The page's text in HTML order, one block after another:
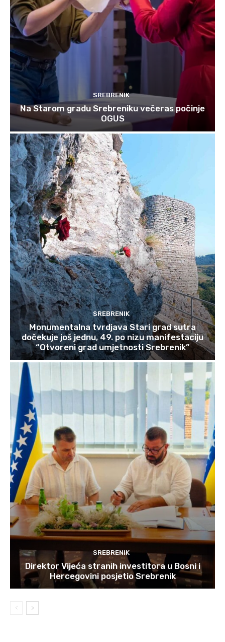
SREBRENIK
Na Starom gradu Srebreniku večeras počinje
OGUS
SREBRENIK
Monumentalna tvrdjava Stari grad sutra
dočekuje još jednu, 49. po nizu manifestaciju
“Otvoreni grad umjetnosti Srebrenik”
SREBRENIK
Direktor Vijeća stranih investitora u Bosni i
Hercegovini posjetio Srebrenik